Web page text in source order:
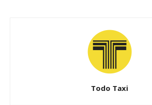
Todo Taxi